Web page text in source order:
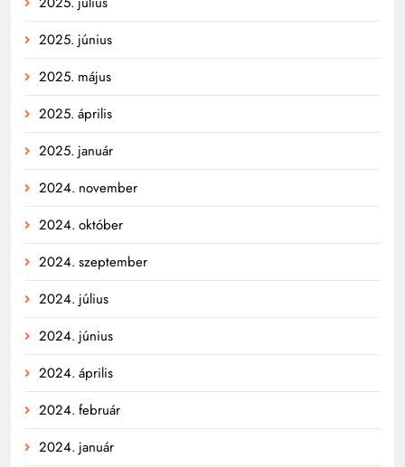
2025. június
2025. május
2025. április
2025. január
2024. november
2024. október
2024. szeptember
2024. július
2024. június
2024. április
2024. február
2024. január